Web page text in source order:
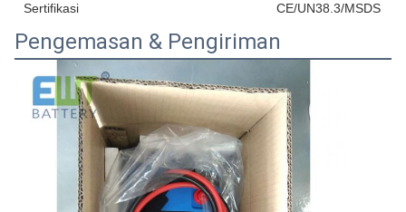
Sertifikasi
CE/UN38.3/MSDS
Pengemasan & Pengiriman